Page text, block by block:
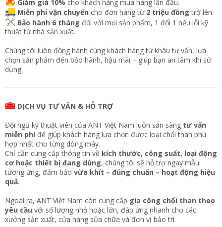
Giảm giá 10% cho khách hàng mua hàng lần đầu.
Miễn phí vận chuyển cho đơn hàng từ 2 triệu đồng trở lên.
Bảo hành 6 tháng đối với mọi sản phẩm, 1 đổi 1 nếu lỗi kỹ
thuật từ nhà sản xuất.
Chúng tôi luôn đồng hành cùng khách hàng từ khâu tư vấn, lựa
chọn sản phẩm đến bảo hành, hậu mãi – giúp bạn an tâm khi sử
dụng.
DỊCH VỤ TƯ VẤN & HỖ TRỢ
Đội ngũ kỹ thuật viên của ANT Việt Nam luôn sẵn sàng tư vấn
miễn phíđể giúp khách hàng lựa chọn được loại chổi than phù
hợp nhất cho từng dòng máy.
Chỉ cần cung cấp thông tin về kích thước, công suất, loại động
cơ hoặc thiết bị đang dùng, chúng tôi sẽ hỗ trợ ngay mẫu
tương ứng, đảm bảo vừa khít – đúng chuẩn – hoạt động hiệu
quả.
Ngoài ra, ANT Việt Nam còn cung cấp gia công chổi than theo
yêu cầu với số lượng nhỏ hoặc lớn, đáp ứng nhanh cho các
xưởng sản xuất, cửa hàng sửa chữa và đơn vị bảo trì.